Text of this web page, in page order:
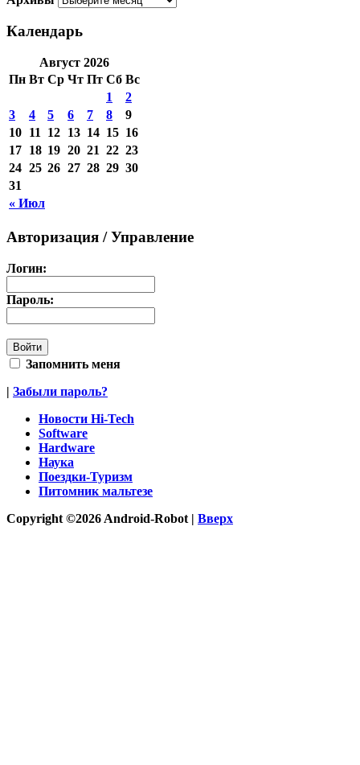
Календарь
Август 2026
Пн Вт Ср Чт Пт Сб Вс
« Июл
1
2
3
4 5 6 7 8
9
10 11 12 13 14 15 16
17 18 19 20 21 22 23
24 25 26 27 28 29 30
31
Авторизация / Управление
Логин:
Пароль:
Запомнить меня
| Забыли пароль?
Новости Hi-Tech
Software
Hardware
Наука
Поездки-Туризм
Питомник мальтезе
Copyright ©2026 Android-Robot | Вверх